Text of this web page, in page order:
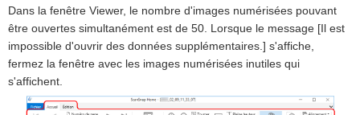
Dans la fenêtre Viewer, le nombre d'images numérisées pouvant
être ouvertes simultanément est de 50. Lorsque le message [Il est
impossible d'ouvrir des données supplémentaires.] s'affiche,
fermez la fenêtre avec les images numérisées inutiles qui
s'affichent.